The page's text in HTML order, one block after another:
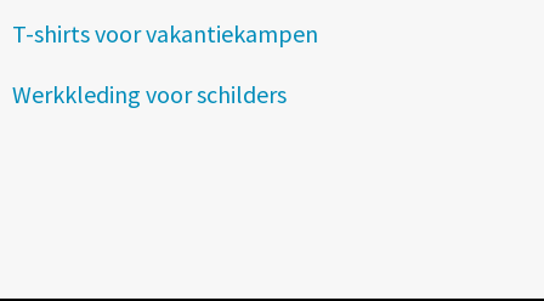
Relatiegeschenken
Stickers
T-shirts voor vakantiekampen
Werkkleding voor schilders